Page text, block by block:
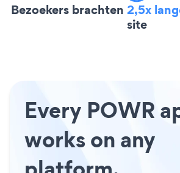
Bezoekers brachten 2,5x
site
Every POWR
works on any